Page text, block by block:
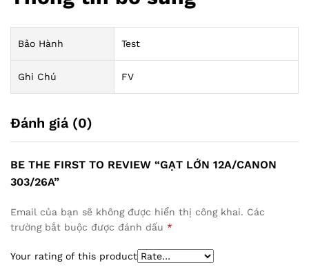
Bảo Hành Test
Ghi Chú FV
Đánh giá (0)
BE THE FIRST TO REVIEW “GẠT LỚN 12A/CANON
303/26A”
Email của bạn sẽ không được hiển thị công khai. Các
trường bắt buộc được đánh dấu *
Your rating of this product